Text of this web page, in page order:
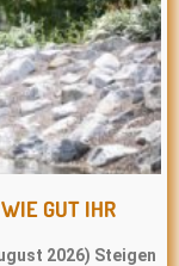
GUT IHR
2026) Steigen